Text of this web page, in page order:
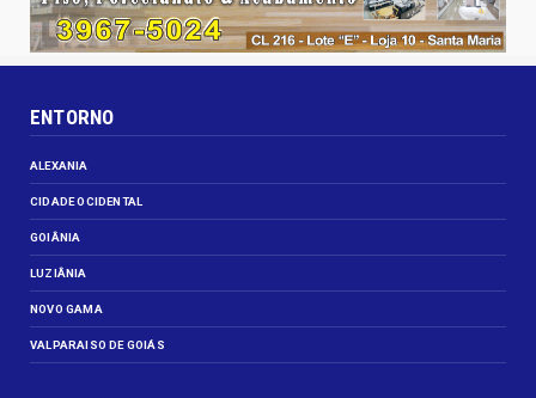
ENTORNO
ALEXANIA
CIDADE OCIDENTAL
GOIÂNIA
LUZIÂNIA
NOVO GAMA
VALPARAISO DE GOIÁS